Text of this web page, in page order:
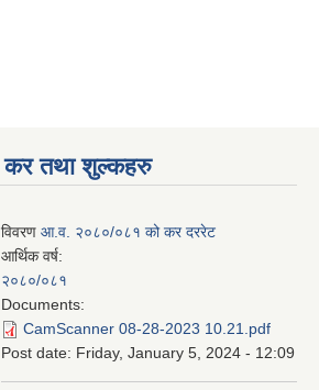
कर तथा शुल्कहरु
विवरण आ.व. २०८०/०८१ को कर दररेट
आर्थिक वर्ष:
२०८०/०८१
Documents:
CamScanner 08-28-2023 10.21.pdf
Post date: Friday, January 5, 2024 - 12:09